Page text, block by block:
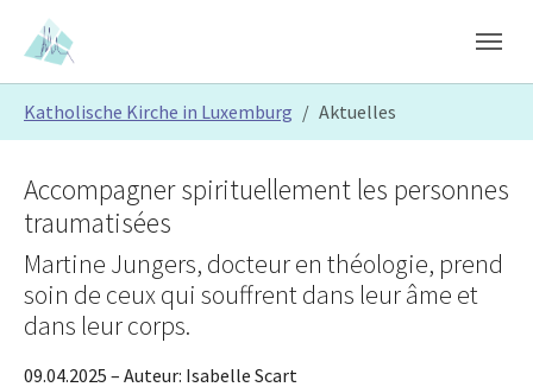
Skip to main content
Skip to page footer
Katholische Kirche in Luxemburg Aktuelles
Accompagner spirituellement les personnes
traumatisées
Martine Jungers, docteur en théologie, prend
soin de ceux qui souffrent dans leur âme et
dans leur corps.
09.04.2025 – Auteur: Isabelle Scart